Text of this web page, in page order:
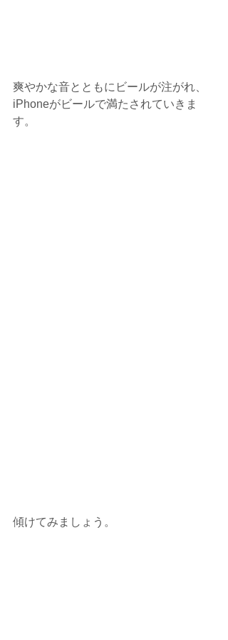
爽やかな音とともにビールが注がれ、
iPhoneがビールで満たされていきま
す。
傾けてみましょう。